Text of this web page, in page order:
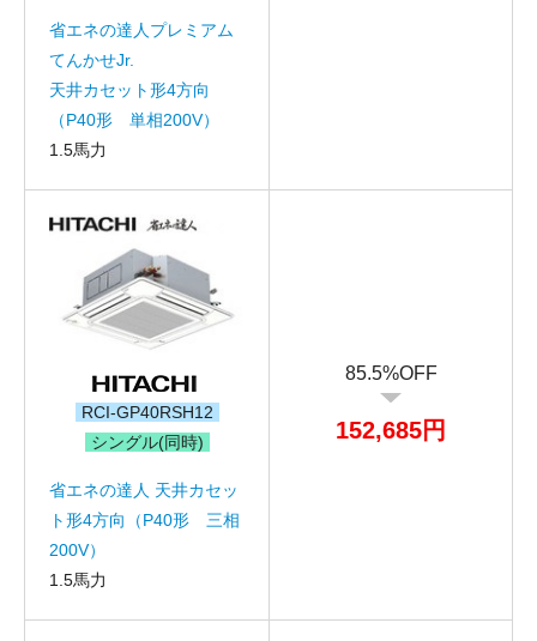
省エネの達人プレミアム
てんかせJr.
天井カセット形4方向
（P40形 単相200V）
1.5馬力
RCI-GP40RSH12
シングル(同時)
省エネの達人 天井カセッ
ト形4方向（P40形 三相
200V）
1.5馬力
85.5%OFF
152,685円
お名前
メールアドレス
(ご選択ください)